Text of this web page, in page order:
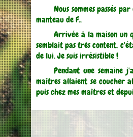
Nous sommes passés
manteau de F..
Arrivée à la maison un
semblait pas très content,
de lui. Je suis irrésistible !
Pendant une semaine
maîtres allaient se coucher
puis chez mes maîtres et